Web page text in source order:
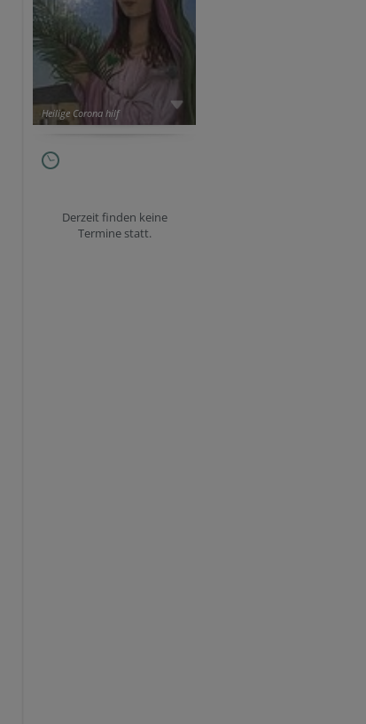
Heilige Corona hilf
Derzeit finden keine
Termine statt.